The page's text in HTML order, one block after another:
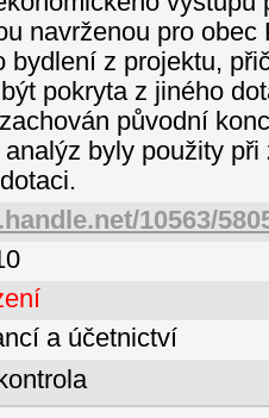
navrženou pro
bydlení z projektu,
pokryta z jiného
původní
byly použity při
10563/
a účetnictví